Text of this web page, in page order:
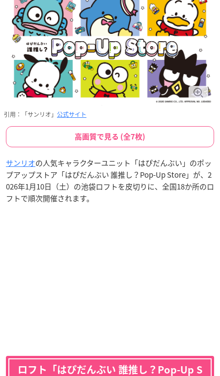
引用：「サンリオ」 公式サイト
高画質で見る (全7枚)
サンリオの人気キャラクターユニット「はぴだんぶい」のポッ
プアップストア「はぴだんぶい 誰推し？Pop-Up Store」が、2
026年1月10日（土）の池袋ロフトを皮切りに、全国18か所のロ
フトで順次開催されます。
ロフト「はぴだんぶい 誰推し？Pop-Up S